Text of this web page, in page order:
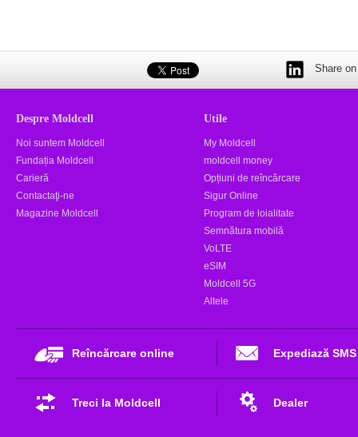
Share
Despre Moldcell
Noi suntem Moldcell
Fundația Moldcell
Carieră
Contactaţi-ne
Magazine Moldcell
Utile
My Moldcell
moldcell money
Opțiuni de reîncărcare
Sigur Online
Program de loialitate
Semnătura mobilă
VoLTE
eSIM
Moldcell 5G
Altele
Reîncărcare online Expediază SMS
Treci la Moldcell Dealer